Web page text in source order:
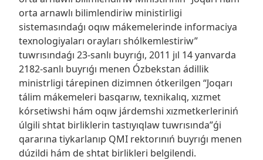
orta arnawlı bilimlendiriw ministirligi
sistemasındaǵı oqıw mákemelerinde informaciya
texnologiyaları orayları shólkemlestiriw”
tuwrısındaǵı 23-sanlı buyrıǵı, 2011 jıl 14 yanvarda
2182-sanlı buyrıǵı menen Ózbekstan ádillik
ministrligi tárepinen dizimnen ótkerilgen “Joqarı
tálim mákemeleri basqarıw, texnikalıq, xızmet
kórsetiwshi hám oqıw járdemshi xızmetkerleriniń
úlgili shtat birliklerin tastıyıqlaw tuwrısında”ǵi
qararına tiykarlanıp QMI rektorınıń buyrıǵı menen
dúzildi hám de shtat birlikleri belgilendi.